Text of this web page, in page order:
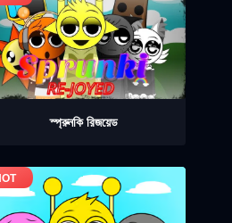
স্প্রুনকি রিজয়েড